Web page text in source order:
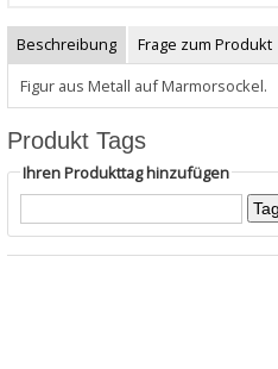
Beschreibung
Frage zum Produkt
Figur aus Metall auf Marmorsockel.
Produkt Tags
Ihren Produkttag hinzufügen